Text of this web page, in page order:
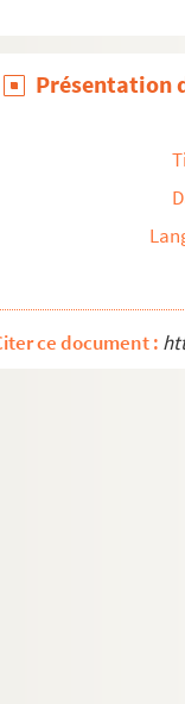
relatifs aux
pour mes
de camp du
procès, l'intervention
de la Charente-
8 octobre 1785
indulgences pour
chevalier,
l'acte mortuaire de M
à François
Charles d'Alloue, à
fils du précédent
de l'ordre du Roi,
du Roi au siége
de Survie,
Présentation
ce document :